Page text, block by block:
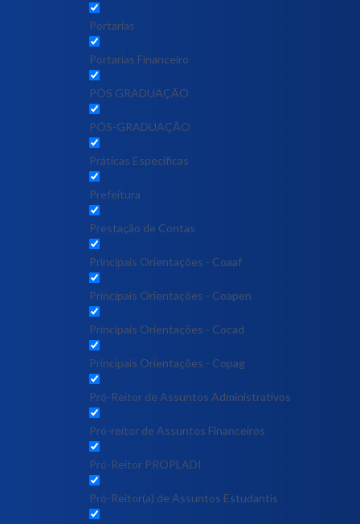
Portarias
Portarias Financeiro
PÓS GRADUAÇÃO
PÓS-GRADUAÇÃO
Práticas Específicas
Prefeitura
Prestação de Contas
Principais Orientações - Coaaf
Principais Orientações - Coapen
Principais Orientações - Cocad
Principais Orientações - Copag
Pró-Reitor de Assuntos Administrativos
Pró-reitor de Assuntos Financeiros
Pró-Reitor PROPLADI
Pró-Reitor(a) de Assuntos Estudantis